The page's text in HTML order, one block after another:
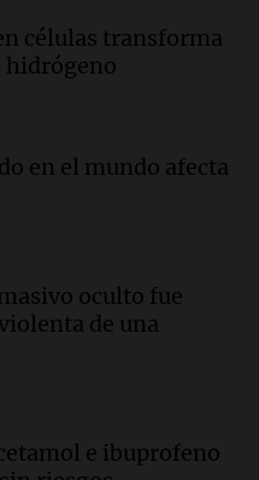
mucho el teléfono?
con dos
fallos
de propiedad
Nacional
células transforma
hidrógeno
en el mundo afecta
oculto fue
de una
e ibuprofeno